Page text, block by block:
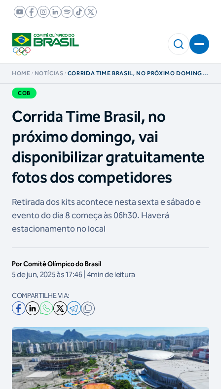
HOME NOTÍCIAS
CORRIDA TIME BRASIL, NO PRÓXIMO DOMINGO,
COB
Corrida Time Brasil, no
próximo domingo, vai
disponibilizar gratuitamente
fotos dos competidores
Retirada dos kits acontece nesta sexta e sábado e
evento do dia 8 começa às 06h30. Haverá
estacionamento no local
Por Comitê Olímpico do Brasil
5 de jun, 2025 às 17:46 | 4min de leitura
COMPARTILHE VIA: